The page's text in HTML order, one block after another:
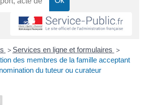
> Services en ligne et formulaires >
des membres de la famille acceptant
du tuteur ou curateur